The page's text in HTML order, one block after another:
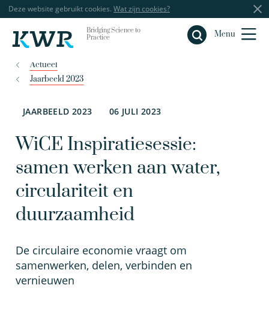
Deze website gebruikt cookies. Wat zijn cookies?
Bridging Science to
Practice
Menu
Sluiten
Actueel
Jaarbeeld 2023
JAARBEELD 2023 06 JULI 2023
WiCE Inspiratiesessie:
samen werken aan water,
circulariteit en
duurzaamheid
De circulaire economie vraagt om
samenwerken, delen, verbinden en
vernieuwen